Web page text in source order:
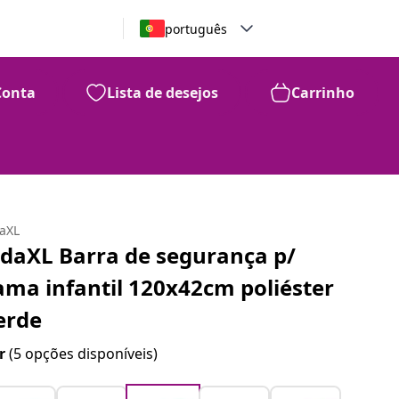
português
Lista de desejos Carrinho
Barra de segurança p/
infantil 120x42cm poliéster
(5 opções disponíveis)